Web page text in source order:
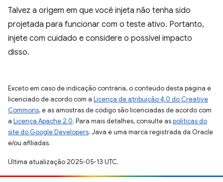
Talvez a origem em que você injeta não tenha sido
projetada para funcionar com o teste ativo. Portanto,
injete com cuidado e considere o possível impacto
disso.
Exceto em caso de indicação contrária, o conteúdo desta página é
licenciado de acordo com a Licença de atribuição 4.0 do Creative
Commons, e as amostras de código são licenciadas de acordo com
a Licença Apache 2.0. Para mais detalhes, consulte aspolíticas do
site do Google Developers. Java é uma marca registrada da Oracle
e/ou afiliadas.
Última atualização 2025-05-13 UTC.